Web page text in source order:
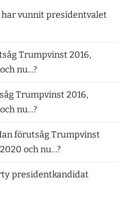
vunnit presidentvalet
Trumpvinst 2016,
nu…?
Trumpvinst 2016,
nu…?
förutsåg Trumpvinst
och nu…?
presidentkandidat